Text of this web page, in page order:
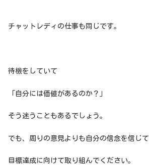
チャットレディの仕事も同じです。
待機をしていて
「自分には価値があるのか？」
そう迷うこともあるでしょう。
でも、周りの意見よりも自分の信念を信じて
目標達成に向けて取り組んでください。